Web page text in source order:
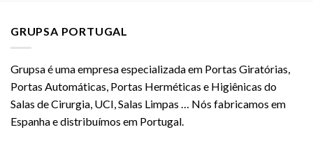
GRUPSA PORTUGAL
Grupsa é uma empresa especializada em Portas Giratórias,
Portas Automáticas, Portas Herméticas e Higiênicas do
Salas de Cirurgia, UCI, Salas Limpas … Nós fabricamos em
Espanha e distribuímos em Portugal.